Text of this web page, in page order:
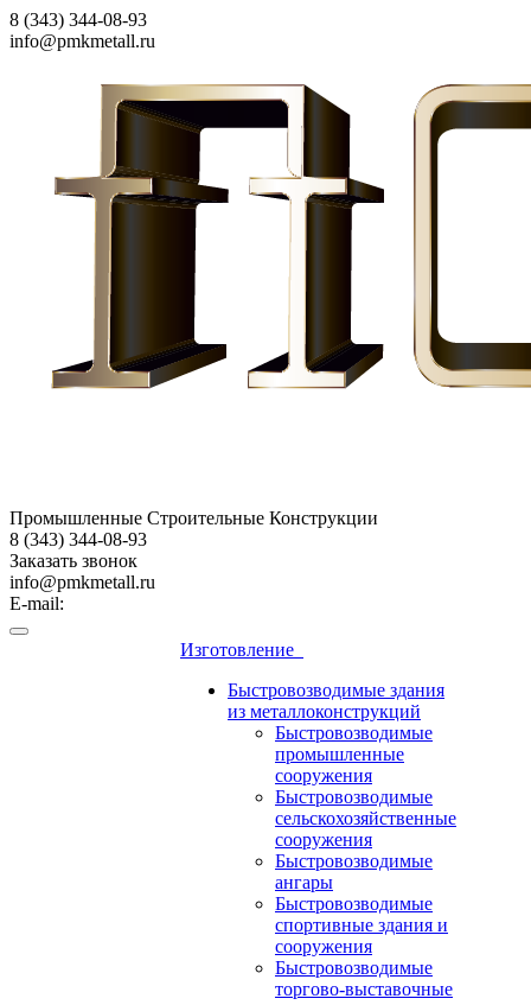
8 (343) 344-08-93
info@pmkmetall.ru
Промышленные Строительные Конструкции
8 (343) 344-08-93
Заказать звонок
info@pmkmetall.ru
E-mail:
Изготовление
Быстровозводимые здания
из металлоконструкций
Быстровозводимые
промышленные
сооружения
Быстровозводимые
сельскохозяйственные
сооружения
Быстровозводимые
ангары
Быстровозводимые
спортивные здания и
сооружения
Быстровозводимые
торгово-выставочные